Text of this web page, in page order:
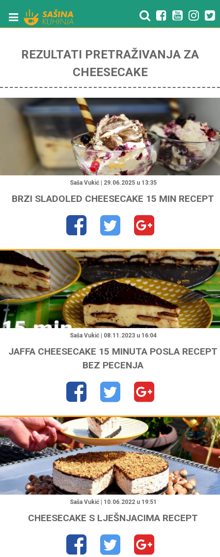
REZULTATI PRETRAŽIVANJA ZA
CHEESECAKE
"
Saša Vukić | 29.06.2025 u 13:35
BRZI SLADOLED CHEESECAKE 15 MIN RECEPT
"
Saša Vukić | 08.11.2023 u 16:04
JAFFA CHEESECAKE 15 MINUTA POSLA RECEPT
BEZ PECENJA
"
Saša Vukić | 10.06.2022 u 19:51
CHEESECAKE S LJEŠNJACIMA RECEPT